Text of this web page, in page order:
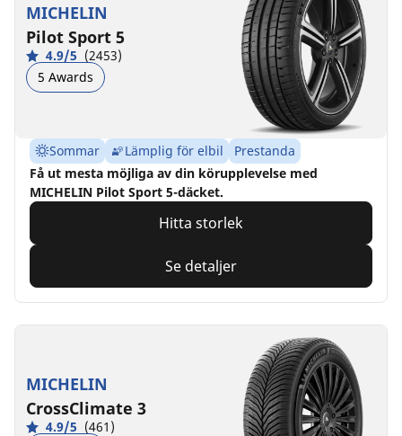
MICHELIN
Pilot Sport 5
4.9/5 (2453)
5 Awards
Sommar Lämplig för elbil
Prestanda
Få ut mesta möjliga av din körupplevelse med
MICHELIN Pilot Sport 5-däcket.
Hitta storlek
Se detaljer
MICHELIN
CrossClimate 3
4.9/5 (461)